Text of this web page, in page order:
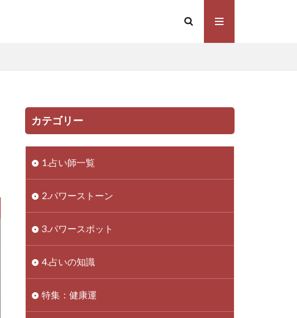
カテゴリー
1.占い師一覧
2.パワーストーン
3.パワースポット
4.占いの知識
特集：健康運